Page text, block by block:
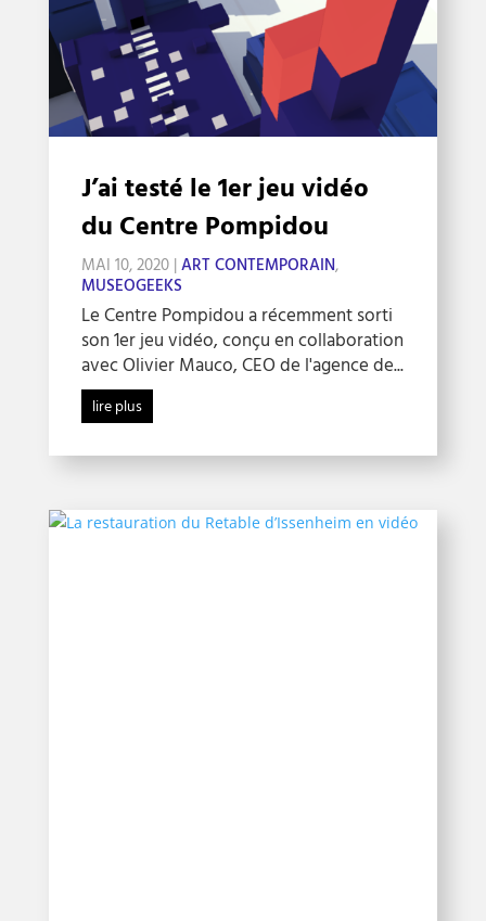
J’ai testé le 1er jeu vidéo
du Centre Pompidou
MAI 10, 2020|ART CONTEMPORAIN,
MUSEOGEEKS
Le Centre Pompidou a récemment sorti
son 1er jeu vidéo, conçu en collaboration
avec Olivier Mauco, CEO de l'agence de...
lire plus